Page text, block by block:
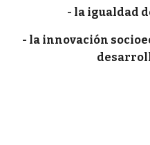
- la igualdad
- la innovación